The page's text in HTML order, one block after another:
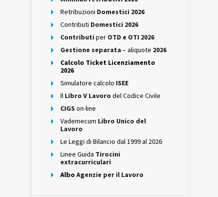
Retribuzioni Domestici 2026
Contributi Domestici 2026
Contributi per OTD e OTI 2026
Gestione separata – aliquote 2026
Calcolo Ticket Licenziamento
2026
Simulatore calcolo ISEE
Il Libro V Lavoro del Codice Civile
CIGS on-line
Vademecum Libro Unico del
Lavoro
Le Leggi di Bilancio dal 1999 al 2026
Linee Guida Tirocini
extracurriculari
Albo Agenzie per il Lavoro